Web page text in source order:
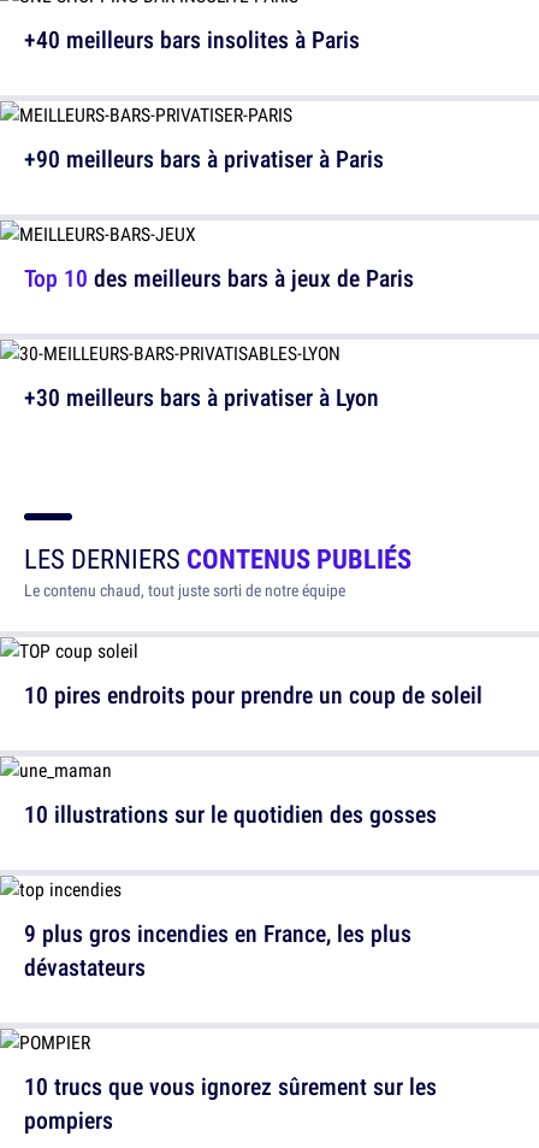
+90 meilleurs bars à privatiser à Paris
+30 meilleurs bars à privatiser à Lyon
+40 meilleurs bars insolites à Paris
Top 10 des meilleurs bars à jeux de Paris
LES DERNIERS CONTENUS PUBLIÉS
Le contenu chaud, tout juste sorti de notre équipe
10 pires endroits pour prendre un coup de soleil
9 plus gros incendies en France, les plus
dévastateurs
10 illustrations sur le quotidien des gosses
10 trucs que vous ignorez sûrement sur les
pompiers